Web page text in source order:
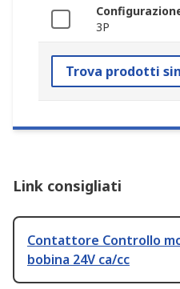
3P
Trova prodotti
Link consigliati
Contattore Controllo
bobina 24V ca/cc